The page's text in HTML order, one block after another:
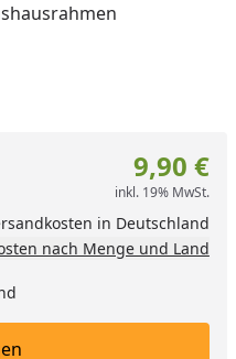
9,90 €
inkl. 19% MwSt.
in Deutschland
nach Menge und Land